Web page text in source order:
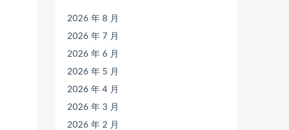
2026 年 8 月
2026 年 7 月
2026 年 6 月
2026 年 5 月
2026 年 4 月
2026 年 3 月
2026 年 2 月